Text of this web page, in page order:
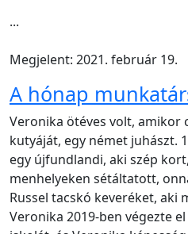
...
Megjelent: 2021. február 19.
A hónap
Veronika ötéves volt, amikor
kutyáját, egy német juhászt.
egy újfundlandi, aki szép
menhelyeken sétáltatott,
Russel tacskó keveréket, aki
Veronika 2019-ben végezte